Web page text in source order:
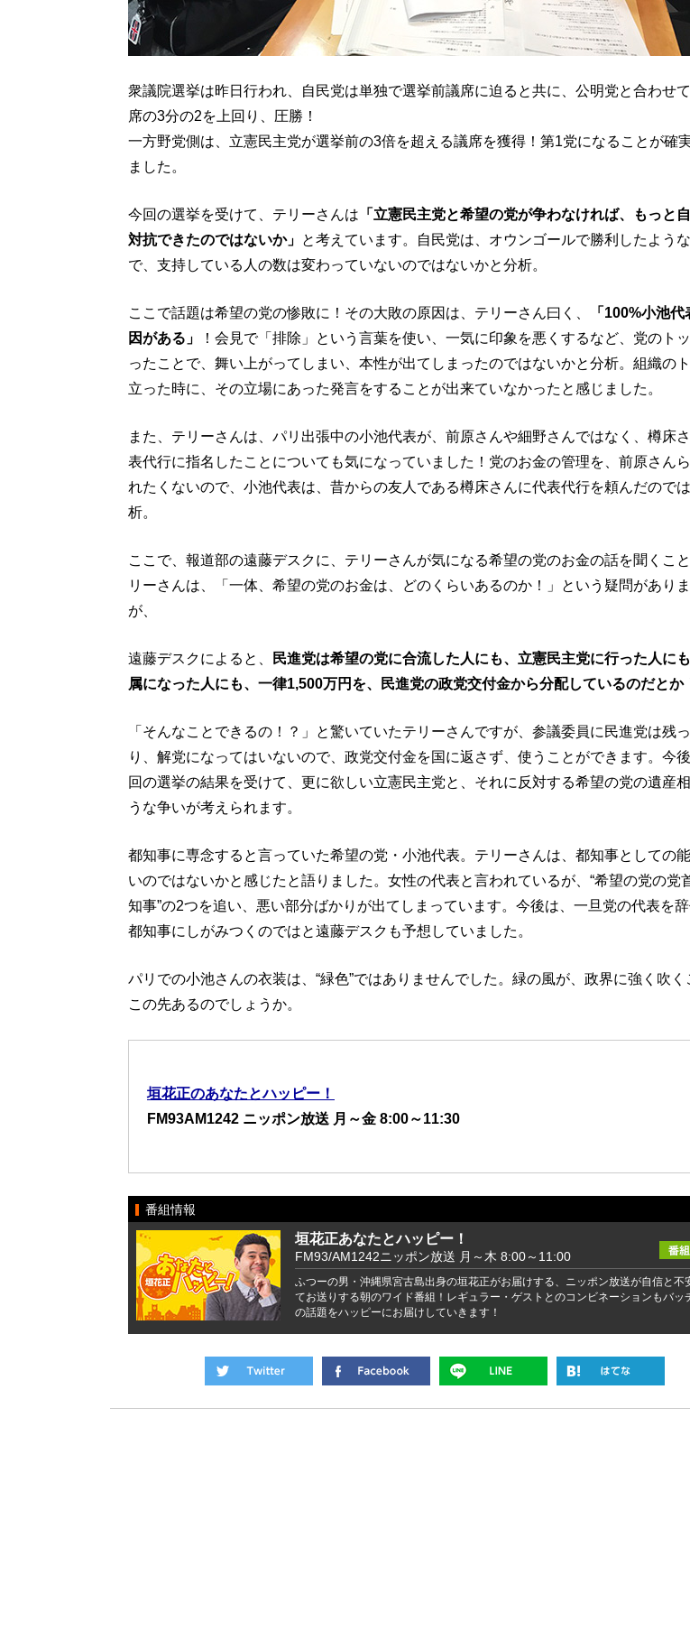
衆議院選挙は昨日行われ、自民党は単独で選挙前議席に迫ると共に、公明党と合わせ
席の3分の2を上回り、圧勝！
一方野党側は、立憲民主党が選挙前の3倍を超える議席を獲得！第1党になることが確
ました。
今回の選挙を受けて、テリーさんは 「立憲民主党と希望の党が争わなければ、もっと
対抗できたのではないか」 と考えています。自民党は、オウンゴールで勝利したよう
で、支持している人の数は変わっていないのではないかと分析。
ここで話題は希望の党の惨敗に！その大敗の原因は、テリーさん曰く、
「100%小池
因がある」
！会見で「排除」という言葉を使い、一気に印象を悪くするなど、党のト
ったことで、舞い上がってしまい、本性が出てしまったのではないかと分析。組織の
立った時に、その立場にあった発言をすることが出来ていなかったと感じました。
また、テリーさんは、パリ出張中の小池代表が、前原さんや細野さんではなく、樽床
表代行に指名したことについても気になっていました！党のお金の管理を、前原さん
れたくないので、小池代表は、昔からの友人である樽床さんに代表代行を頼んだので
析。
ここで、報道部の遠藤デスクに、テリーさんが気になる希望の党のお金の話を聞くこ
リーさんは、「一体、希望の党のお金は、どのくらいあるのか！」という疑問があり
が、
遠藤デスクによると、
民進党は希望の党に合流した人にも、立憲民主党に行った人に
属になった人にも、一律1,500万円を、民進党の政党交付金から分配しているのだとか
「そんなことできるの！？」と驚いていたテリーさんですが、参議委員に民進党は残
り、解党になってはいないので、政党交付金を国に返さず、使うことができます。今
回の選挙の結果を受けて、更に欲しい立憲民主党と、それに反対する希望の党の遺産
うな争いが考えられます。
都知事に専念すると言っていた希望の党・小池代表。テリーさんは、都知事としての
いのではないかと感じたと語りました。女性の代表と言われているが、“希望の党の党
知事”の2つを追い、悪い部分ばかりが出てしまっています。今後は、一旦党の代表を辞
都知事にしがみつくのではと遠藤デスクも予想していました。
パリでの小池さんの衣装は、“緑色”ではありませんでした。緑の風が、政界に強く吹く
この先あるのでしょうか。
垣花正のあなたとハッピー！
FM93AM1242 ニッポン放送 月～金 8:00～11:30
番組情報
垣花正あなたとハッピー！
FM93/AM1242ニッポン放送 月～木 8:00～11:00
ふつーの男・沖縄県宮古島出身の垣花正がお届けする、ニッポン放送が自信と不
てお送りする朝のワイド番組！レギュラー・ゲストとのコンビネーションもバッ
の話題をハッピーにお届けしていきます！